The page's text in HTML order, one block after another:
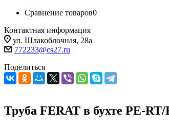
Сравнение товаров0
Контактная информация
ул. Шлакоблочная, 28а
772233@cs27.ru
Поделиться
Труба FERAT в бухте PE-